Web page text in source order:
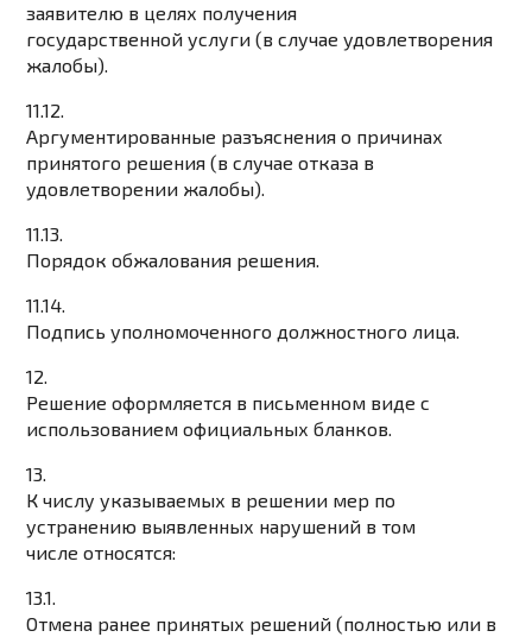
заявителю в целях получения
государственной услуги (в случае удовлетворения
жалобы).
11.12.
Аргументированные разъяснения о причинах
принятого решения (в случае отказа в
удовлетворении жалобы).
11.13.
Порядок обжалования решения.
11.14.
Подпись уполномоченного должностного лица.
12.
Решение оформляется в письменном виде с
использованием официальных бланков.
13.
К числу указываемых в решении мер по
устранению выявленных нарушений в том
числе относятся:
13.1.
Отмена ранее принятых решений (полностью или в